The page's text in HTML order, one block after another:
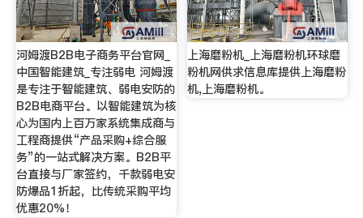
河姆渡B2B电子商务平台官网_
中国智能建筑_专注弱电 河姆渡
是专注于智能建筑、弱电安防的
B2B电商平台。以智能建筑为核
心为国内上百万家系统集成商与
工程商提供“产品采购+综合服
务”的一站式解决方案。B2B平
台直接与厂家签约，千款弱电安
防爆品1折起，比传统采购平均
优惠20%！
上海磨粉机_上海磨粉机环球磨
粉机网供求信息库提供上海磨粉
机,上海磨粉机。